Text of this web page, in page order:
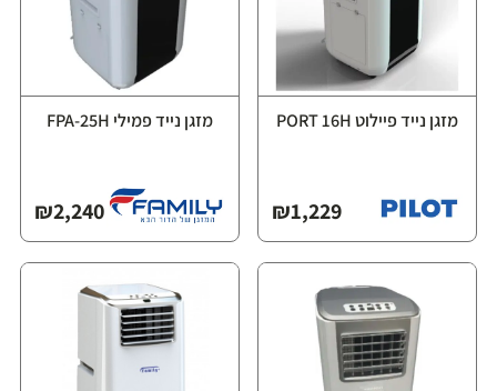
מזגן נייד פיילוט PORT 16H
₪1,229
מזגן נייד פמילי FPA-25H
₪2,240